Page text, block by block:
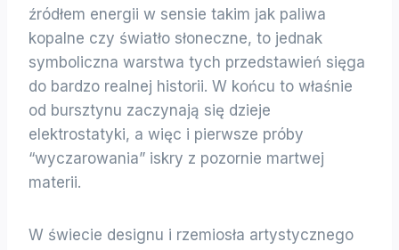
źródłem energii w sensie takim jak paliwa
kopalne czy światło słoneczne, to jednak
symboliczna warstwa tych przedstawień sięga
do bardzo realnej historii. W końcu to właśnie
od bursztynu zaczynają się dzieje
elektrostatyki, a więc i pierwsze próby
“wyczarowania” iskry z pozornie martwej
materii.
W świecie designu i rzemiosła artystycznego